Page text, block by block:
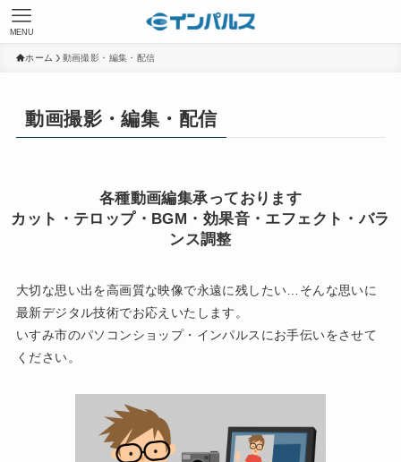
MENU
ホーム 動画撮影・編集・配信
動画撮影・編集・配信
各種動画編集承っております
カット・テロップ・BGM・効果音・エフェクト・バラ
ンス調整
大切な思い出を高画質な映像で永遠に残したい…そんな思いに
最新デジタル技術でお応えいたします。
いすみ市のパソコンショップ・インパルスにお手伝いをさせて
ください。